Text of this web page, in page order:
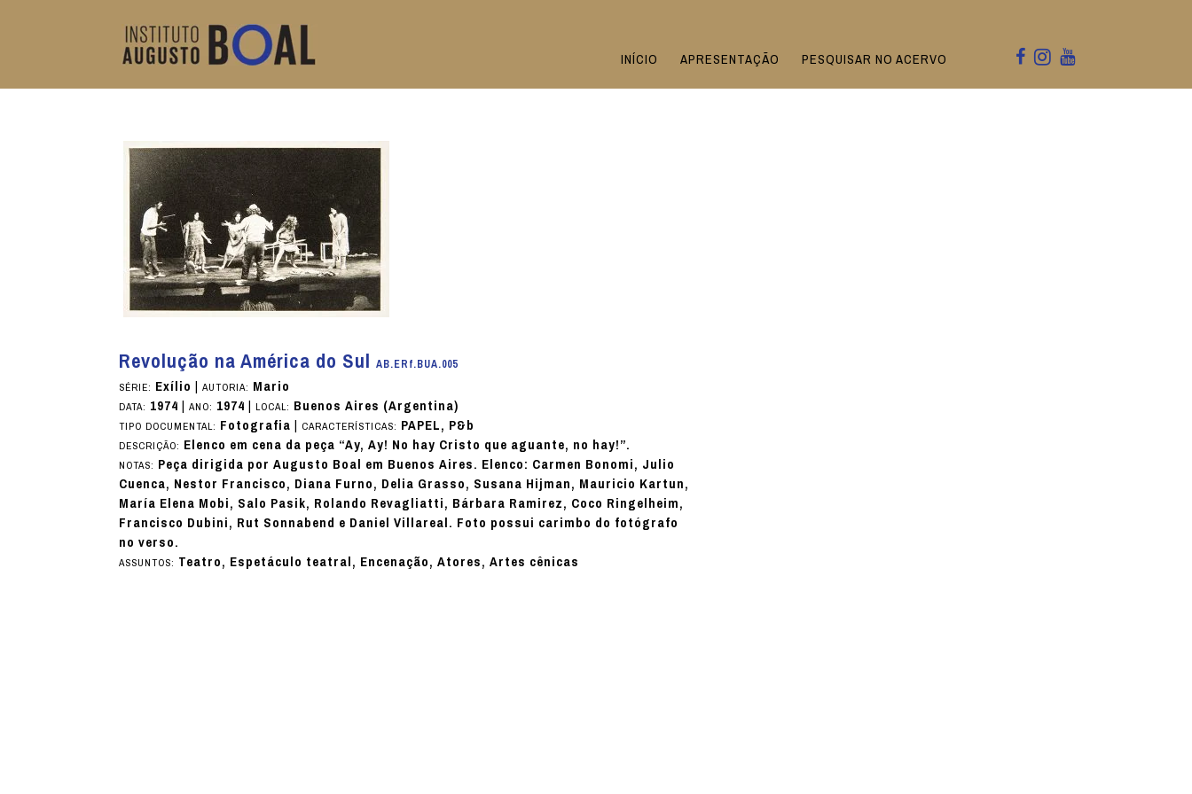
PESQUISAR NO ACERVO
APRESENTAÇÃO
INÍCIO
Revolução na América do SulAB.ERf.BUA.005
SÉRIE: Exílio |AUTORIA: Mario
DATA: 1974|ANO: 1974|LOCAL: Buenos Aires (Argentina)
TIPO DOCUMENTAL: Fotografia| CARACTERÍSTICAS: PAPEL, P&b
DESCRIÇÃO: Elenco em cena da peça “Ay, Ay! No hay Cristo que aguante, no hay!”.
NOTAS: Peça dirigida por Augusto Boal em Buenos Aires. Elenco: Carmen Bonomi, Julio
Cuenca, Nestor Francisco, Diana Furno, Delia Grasso, Susana Hijman, Mauricio Kartun,
María Elena Mobi, Salo Pasik, Rolando Revagliatti, Bárbara Ramirez, Coco Ringelheim,
Francisco Dubini, Rut Sonnabend e Daniel Villareal. Foto possui carimbo do fotógrafo
no verso.
ASSUNTOS: Teatro, Espetáculo teatral, Encenação, Atores, Artes cênicas